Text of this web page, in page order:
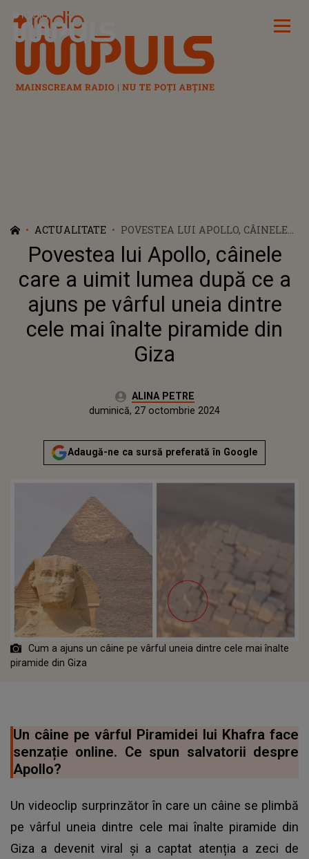
Radio Impuls
ACTUALITATE
POVESTEA LUI APOLLO, CÂINELE
CARE A UIMIT LUMEA DUPĂ CE A
AJUNS PE VÂRFUL UNEIA DINTRE
CELE MAI ÎNALTE PIRAMIDE DIN
GIZA
Povestea lui Apollo, câinele
care a uimit lumea după ce a
ajuns pe vârful uneia dintre
cele mai înalte piramide din
Giza
Autor:ALINA PETRE
duminică, 27 octombrie 2024
Actualizat:
duminică, 27 octombrie 2024
Adaugă-ne ca sursă preferată în Google
Cum a ajuns un câine pe vârful uneia dintre cele mai înalte
piramide din Giza
Un câine pe vârful Piramidei lui Khafra face
senzație online. Ce spun salvatorii despre
Apollo?
Un videoclip surprinzător în care un câine se plimbă
pe vârful uneia dintre cele mai înalte piramide din
Giza a devenit viral și a captat atenția a zeci de